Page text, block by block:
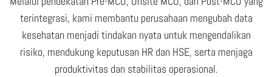
terintegrasi, kami membantu perusahaan mengubah data
kesehatan menjadi tindakan nyata untuk mengendalikan
risiko, mendukung keputusan HR dan HSE, serta menjaga
produktivitas dan stabilitas operasional.